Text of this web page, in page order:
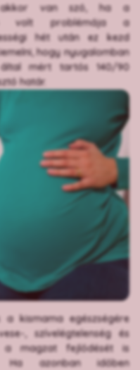
van szó, ha a
volt problémája a
hét után ez kezd
hogy nyugalomban
mért tartós 140/90
határ.
a kismama egészségére
, szívelégtelenség és
a magzat fejlődését is
Ha azonban időben